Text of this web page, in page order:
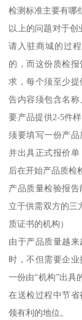
检测标准主要有哪
以上的问题对于创
请入驻商城的过
的，而这份质检
求，每个须至少
告内容须包含名
要产品提供2-5件
须要填写一份产
并出具正式报价单
后在开始产品质检
产品质量检验报
立于供需双方的三
质证书的机构）
由于产品质量越
时，不但需要企
一份由“机构”出具
在送检过程中节
领有利的地位。